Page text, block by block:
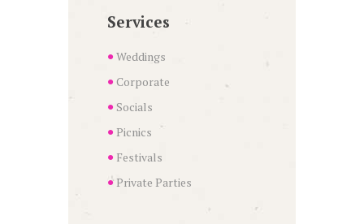
Services
Weddings
Corporate
Socials
Picnics
Festivals
Private Parties